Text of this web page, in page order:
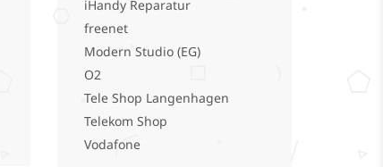
iHandy Reparatur
freenet
Modern Studio (EG)
O2
Tele Shop Langenhagen
Telekom Shop
Vodafone